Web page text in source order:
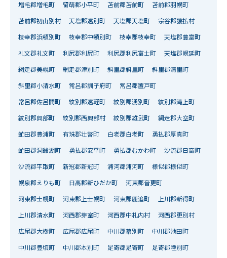
増毛郡増毛町 留萌郡小平町 苫前郡苫前町 苫前郡羽幌町
苫前郡初山別村 天塩郡遠別町 天塩郡天塩町 宗谷郡猿払村
枝幸郡浜頓別町 枝幸郡中頓別町 枝幸郡枝幸町 天塩郡豊富町
礼文郡礼文町 利尻郡利尻町 利尻郡利尻富士町 天塩郡幌延町
網走郡美幌町 網走郡津別町 斜里郡斜里町 斜里郡清里町
斜里郡小清水町 常呂郡訓子府町 常呂郡置戸町
常呂郡佐呂間町 紋別郡遠軽町 紋別郡湧別町 紋別郡滝上町
紋別郡興部町 紋別郡西興部村 紋別郡雄武町 網走郡大空町
虻田郡豊浦町 有珠郡壮瞥町 白老郡白老町 勇払郡厚真町
虻田郡洞爺湖町 勇払郡安平町 勇払郡むかわ町 沙流郡日高町
沙流郡平取町 新冠郡新冠町 浦河郡浦河町 様似郡様似町
幌泉郡えりも町 日高郡新ひだか町 河東郡音更町
河東郡士幌町 河東郡上士幌町 河東郡鹿追町 上川郡新得町
上川郡清水町 河西郡芽室町 河西郡中札内村 河西郡更別村
広尾郡大樹町 広尾郡広尾町 中川郡幕別町 中川郡池田町
中川郡豊頃町 中川郡本別町 足寄郡足寄町 足寄郡陸別町